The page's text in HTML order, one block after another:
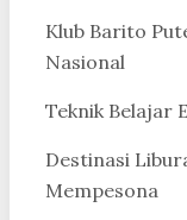
Klub Barito
Nasional
Teknik Belajar
Destinasi
Mempesona